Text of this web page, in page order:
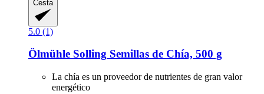
Cesta
5.0 (1)
Ölmühle Solling Semillas de Chía, 500 g
La chía es un proveedor de nutrientes de gran valor
energético